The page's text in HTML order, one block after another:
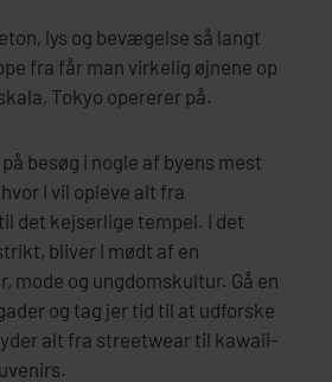
lys og bevægelse så langt
fra får man virkelig øjnene op
Tokyo opererer på.
besøg i nogle af byens mest
I vil opleve alt fra
det kejserlige tempel. I det
bliver I mødt af en
mode og ungdomskultur. Gå en
og tag jer tid til at udforske
alt fra streetwear til kawaii-